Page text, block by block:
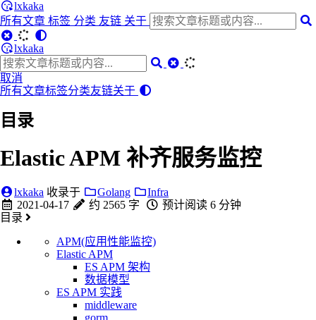
lxkaka
所有文章 标签 分类 友链 关于
lxkaka
取消
所有文章标签分类友链关于
目录
Elastic APM 补齐服务监控
lxkaka 收录于 Golang
Infra
2021-04-17
约 2565 字
预计阅读 6 分钟
目录
APM(应用性能监控)
Elastic APM
ES APM 架构
数据模型
ES APM 实践
middleware
gorm